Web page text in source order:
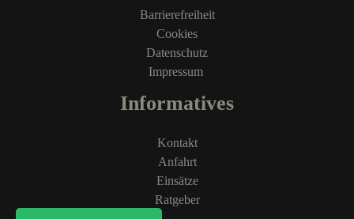
Barrierefreiheit
Cookies
Datenschutz
Impressum
Informatives
Kontakt
Anfahrt
Einsätze
Ratgeber